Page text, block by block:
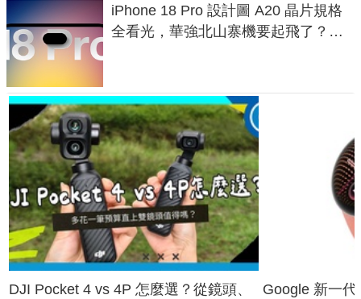
iPhone 18 Pro 設計圖 A20 晶片規格
全看光，華強北山寨機要起飛了？專
DJI Pocket 4 vs 4P 怎麼選？從鏡頭、
Google 新一